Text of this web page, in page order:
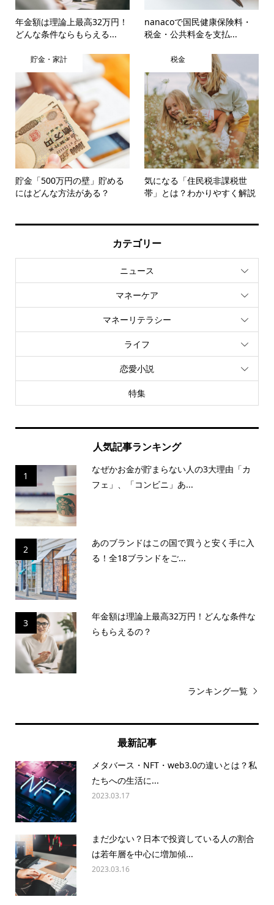
年金額は理論上最高32万円！
どんな条件ならもらえる...
nanacoで国民健康保険料・
税金・公共料金を支払...
貯金・家計
貯金「500万円の壁」貯める
にはどんな方法がある？
税金
気になる「住民税非課税世
帯」とは？わかりやすく解説
カテゴリー
ニュース
マネーケア
マネーリテラシー
ライフ
恋愛小説
特集
人気記事ランキング
1
なぜかお金が貯まらない人の3大理由「カ
フェ」、「コンビニ」あ...
2
あのブランドはこの国で買うと安く手に入
る！全18ブランドをご...
3
年金額は理論上最高32万円！どんな条件な
らもらえるの？
ランキング一覧
最新記事
メタバース・NFT・web3.0の違いとは？私
たちへの生活に...
2023.03.17
まだ少ない？日本で投資している人の割合
は若年層を中心に増加傾...
2023.03.16